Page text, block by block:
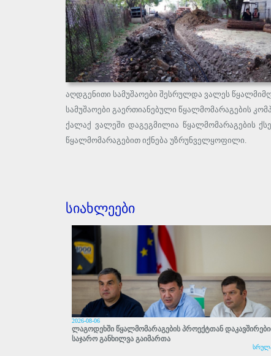
აღდგენითი სამუშაოები შესრულდა ვალეს
სამუშაოები გაერთიანებული წყალმომარაგების
ქალაქ ვალეში დაგეგმილია წყალმომარაგების
წყალმომარაგებით იქნება უზრუნველყოფილი.
სიახლეები
2026-08-06
ლაგოდეხში წყალმომარაგების პროექტთან
საჯარო განხილვა გაიმართა